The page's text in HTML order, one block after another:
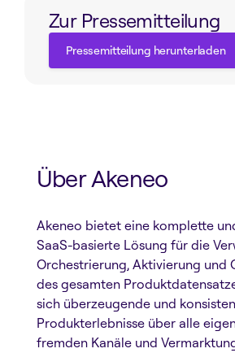
Zur Pressemitteilung
Pressemitteilung herunterladen
Über Akeneo
Akeneo bietet eine komplette
SaaS-basierte Lösung für die
Orchestrierung, Aktivierung und
des gesamten
sich überzeugende und
Produkterlebnisse über alle
fremden Kanäle und